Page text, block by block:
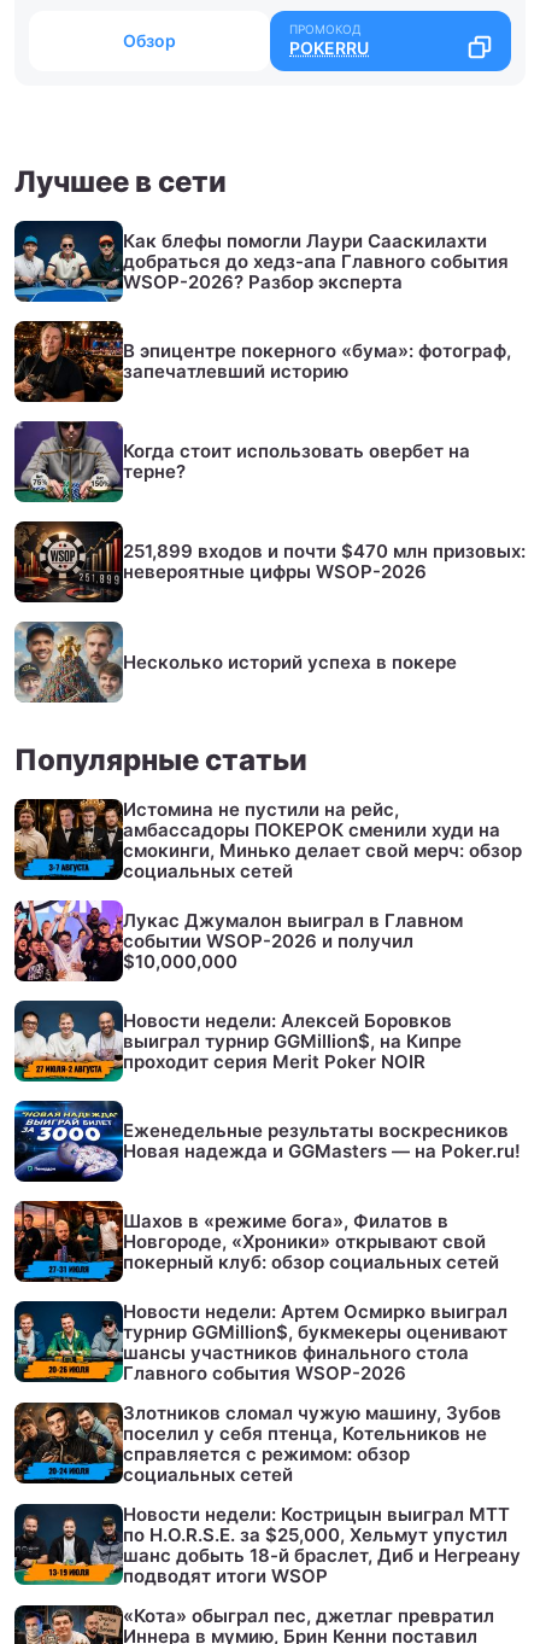
Обзор POKERRU
Лучшее в сети
Как блефы помогли Лаури Сааскилахти
добраться до хедз-апа Главного события
WSOP-2026? Разбор эксперта
В эпицентре покерного «бума»: фотограф,
запечатлевший историю
Когда стоит использовать овербет на
терне?
251,899 входов и почти $470 млн призовых:
невероятные цифры WSOP-2026
Несколько историй успеха в покере
Популярные статьи
Истомина не пустили на рейс,
амбассадоры ПОКЕРОК сменили худи на
смокинги, Минько делает свой мерч: обзор
социальных сетей
Лукас Джумалон выиграл в Главном
событии WSOP-2026 и получил
$10,000,000
Новости недели: Алексей Боровков
выиграл турнир GGMillion$, на Кипре
проходит серия Merit Poker NOIR
Еженедельные результаты воскресников
Новая надежда и GGMasters — на Poker.ru!
Шахов в «режиме бога», Филатов в
Новгороде, «Хроники» открывают свой
покерный клуб: обзор социальных сетей
Новости недели: Артем Осмирко выиграл
турнир GGMillion$, букмекеры оценивают
шансы участников финального стола
Главного события WSOP-2026
Злотников сломал чужую машину, Зубов
поселил у себя птенца, Котельников не
справляется с режимом: обзор
социальных сетей
Новости недели: Кострицын выиграл МТТ
по H.O.R.S.E. за $25,000, Хельмут упустил
шанс добыть 18-й браслет, Диб и Негреану
подводят итоги WSOP
«Кота» обыграл пес, джетлаг превратил
Иннера в мумию, Брин Кенни поставил